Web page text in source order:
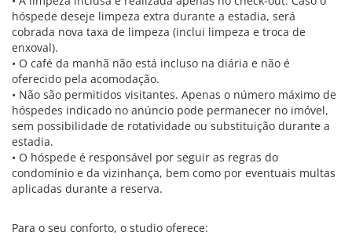
hóspede deseje limpeza extra durante a estadia, será
cobrada nova taxa de limpeza (inclui limpeza e troca de
enxoval).
• O café da manhã não está incluso na diária e não é
oferecido pela acomodação.
• Não são permitidos visitantes. Apenas o número máximo de
hóspedes indicado no anúncio pode permanecer no imóvel,
sem possibilidade de rotatividade ou substituição durante a
estadia.
• O hóspede é responsável por seguir as regras do
condomínio e da vizinhança, bem como por eventuais multas
aplicadas durante a reserva.
Para o seu conforto, o studio oferece: